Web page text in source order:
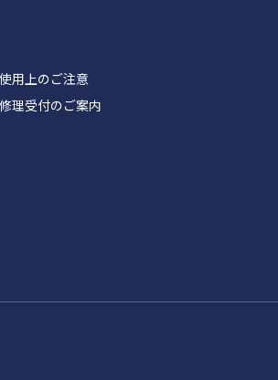
用上のご注意
理受付のご案内